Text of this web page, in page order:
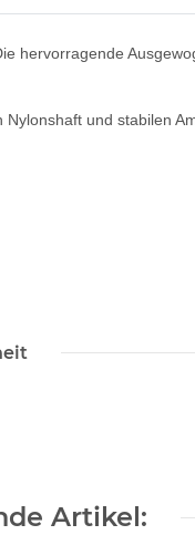
hervorragende
und stabilen
Artikel: